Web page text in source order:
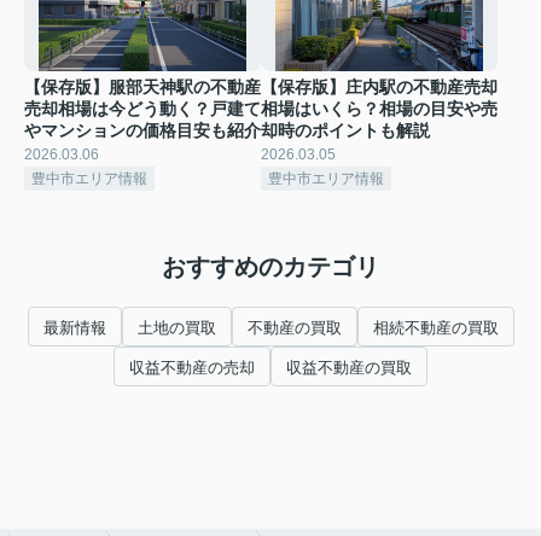
【保存版】服部天神駅の不動産
売却相場は今どう動く？戸建て
やマンションの価格目安も紹介
2026.03.06
豊中市エリア情報
【保存版】庄内駅の不動産売却
相場はいくら？相場の目安や売
却時のポイントも解説
2026.03.05
豊中市エリア情報
おすすめのカテゴリ
最新情報 土地の買取 不動産の買取 相続不動産の買取
収益不動産の売却 収益不動産の買取